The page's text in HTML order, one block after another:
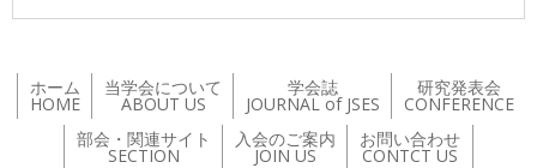
ホーム
HOME
当学会について
ABOUT US
学会誌
JOURNAL of JSES
研究発表会
CONFERENCE
部会・関連サイト
SECTION
入会のご案内
JOIN US
お問い合わせ
CONTCT US